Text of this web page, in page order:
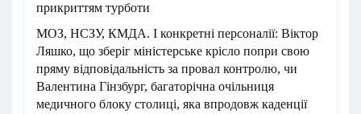
прикриттям турботи
МОЗ, НСЗУ, КМДА. І конкретні персоналії: Віктор
Ляшко, що зберіг міністерське крісло попри свою
пряму відповідальність за провал контролю, чи
Валентина Гінзбург, багаторічна очільниця
медичного блоку столиці, яка впродовж каденції